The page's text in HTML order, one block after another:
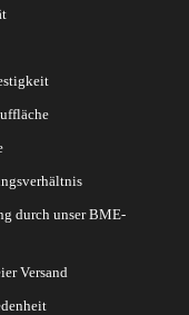
durch unser BME-
Versand